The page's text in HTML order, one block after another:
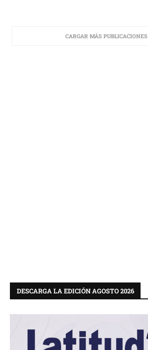
CARGAR MÁS PUBLICACIONES
DESCARGA LA EDICIÓN AGOSTO 2026